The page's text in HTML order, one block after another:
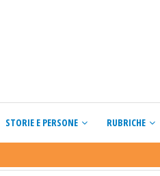
STORIE E PERSONE RUBRICHE